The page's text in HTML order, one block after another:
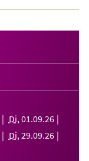
Di, 01 .09.26
Di, 29.09.26